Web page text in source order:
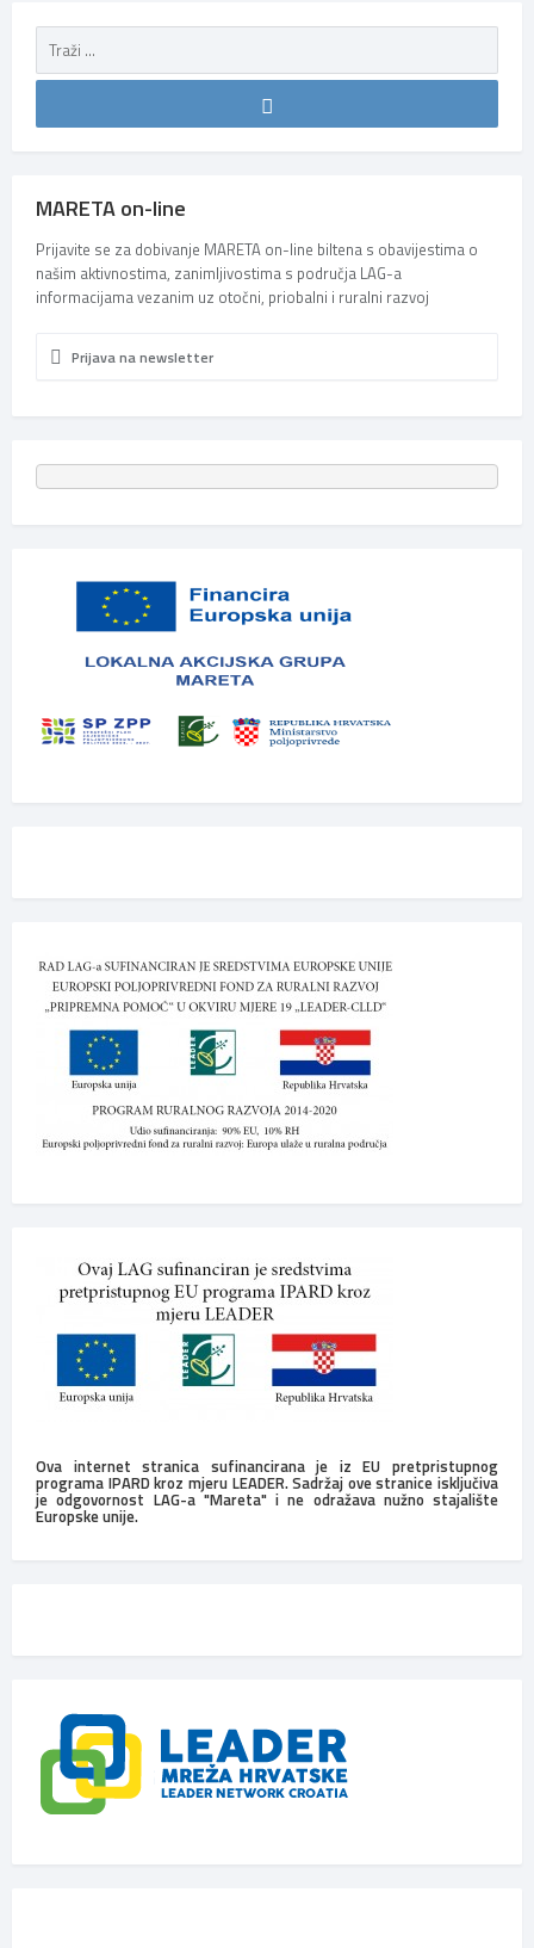
MARETA on-line
Prijavite se za dobivanje MARETA on-line biltena s obavijestima o
našim aktivnostima, zanimljivostima s područja LAG-a
informacijama vezanim uz otočni, priobalni i ruralni razvoj
Prijava na newsletter
Ova internet stranica sufinancirana je iz EU pretpristupnog
programa IPARD kroz mjeru LEADER. Sadržaj ove stranice isključiva
je odgovornost LAG-a "Mareta" i ne odražava nužno stajalište
Europske unije.